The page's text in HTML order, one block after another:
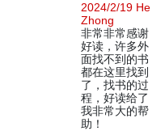
2024/2/19 He
Zhong
非常非常感谢
好读，许多外
面找不到的书
都在这里找到
了，找书的过
程，好读给了
我非常大的帮
助！